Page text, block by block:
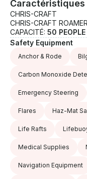
Caractéristiques
CHRIS-CRAFT
CHRIS-CRAFT ROAMER
CAPACITÉ: 50
Safety Equipment
Anchor & Rode
Carbon Monoxide
Emergency Steering
Flares Haz-Mat
Life Rafts
Medical Supplies
Navigation Equipment